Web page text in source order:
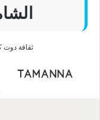
ثقافة دوت